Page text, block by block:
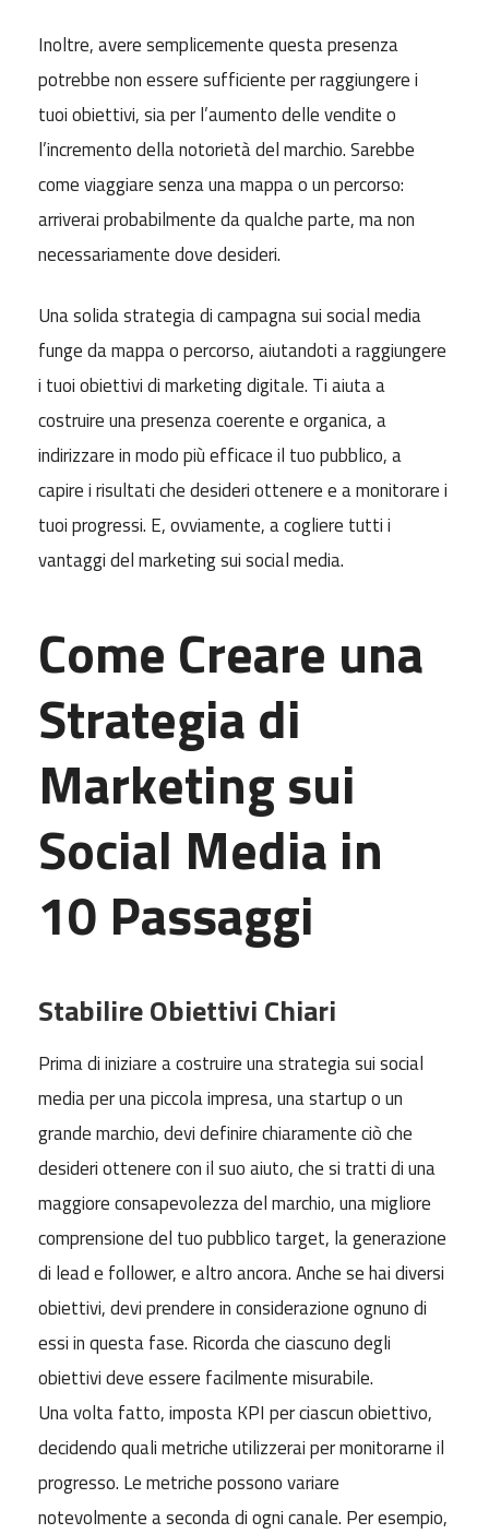
Inoltre, avere semplicemente questa presenza
potrebbe non essere sufficiente per raggiungere i
tuoi obiettivi, sia per l’aumento delle vendite o
l’incremento della notorietà del marchio. Sarebbe
come viaggiare senza una mappa o un percorso:
arriverai probabilmente da qualche parte, ma non
necessariamente dove desideri.
Una solida strategia di campagna sui social media
funge da mappa o percorso, aiutandoti a raggiungere
i tuoi obiettivi di marketing digitale. Ti aiuta a
costruire una presenza coerente e organica, a
indirizzare in modo più efficace il tuo pubblico, a
capire i risultati che desideri ottenere e a monitorare i
tuoi progressi. E, ovviamente, a cogliere tutti i
vantaggi del marketing sui social media.
Come Creare una
Strategia di
Marketing sui
Social Media in
10 Passaggi
Stabilire Obiettivi Chiari
Prima di iniziare a costruire una strategia sui social
media per una piccola impresa, una startup o un
grande marchio, devi definire chiaramente ciò che
desideri ottenere con il suo aiuto, che si tratti di una
maggiore consapevolezza del marchio, una migliore
comprensione del tuo pubblico target, la generazione
di lead e follower, e altro ancora. Anche se hai diversi
obiettivi, devi prendere in considerazione ognuno di
essi in questa fase. Ricorda che ciascuno degli
obiettivi deve essere facilmente misurabile.
Una volta fatto, imposta KPI per ciascun obiettivo,
decidendo quali metriche utilizzerai per monitorarne il
progresso. Le metriche possono variare
notevolmente a seconda di ogni canale. Per esempio,